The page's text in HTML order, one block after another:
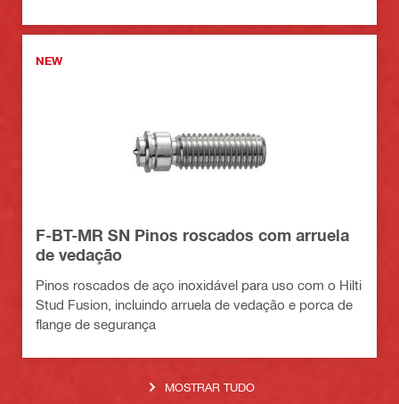
NEW
F-BT-MR SN Pinos roscados com arruela
de vedação
Pinos roscados de aço inoxidável para uso com o Hilti
Stud Fusion, incluindo arruela de vedação e porca de
flange de segurança
MOSTRAR TUDO